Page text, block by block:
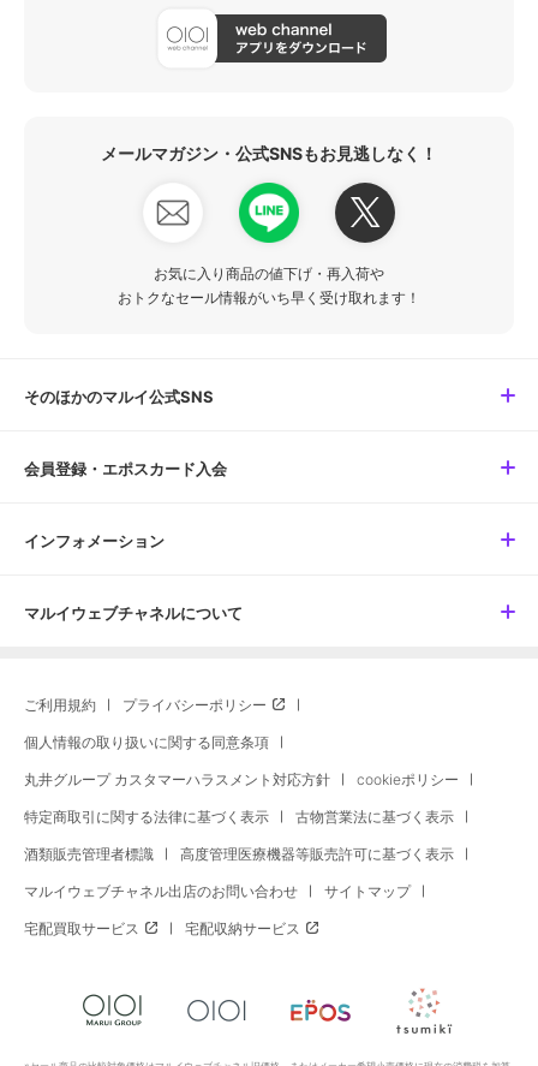
メールマガジン・公式SNSもお見逃しなく！
お気に入り商品の値下げ・再入荷や
おトクなセール情報がいち早く受け取れます！
そのほかのマルイ公式SNS
会員登録・エポスカード入会
インフォメーション
マルイウェブチャネルについて
ご利用規約 プライバシーポリシー
個人情報の取り扱いに関する同意条項
丸井グループ カスタマーハラスメント対応方針 cookieポリシー
特定商取引に関する法律に基づく表示 古物営業法に基づく表示
酒類販売管理者標識 高度管理医療機器等販売許可に基づく表示
マルイウェブチャネル出店のお問い合わせ サイトマップ
宅配買取サービス 宅配収納サービス